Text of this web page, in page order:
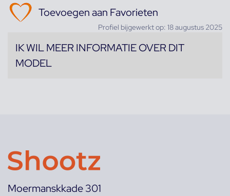
Toevoegen aan Favorieten
Profiel bijgewerkt op: 18 augustus 2025
IK WIL MEER INFORMATIE OVER DIT
MODEL
Moermanskkade 301